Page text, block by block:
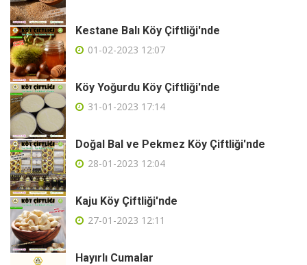
Kestane Balı Köy Çiftliği'nde
01-02-2023 12:07
Köy Yoğurdu Köy Çiftliği'nde
31-01-2023 17:14
Doğal Bal ve Pekmez Köy Çiftliği'nde
28-01-2023 12:04
Kaju Köy Çiftliği'nde
27-01-2023 12:11
Hayırlı Cumalar